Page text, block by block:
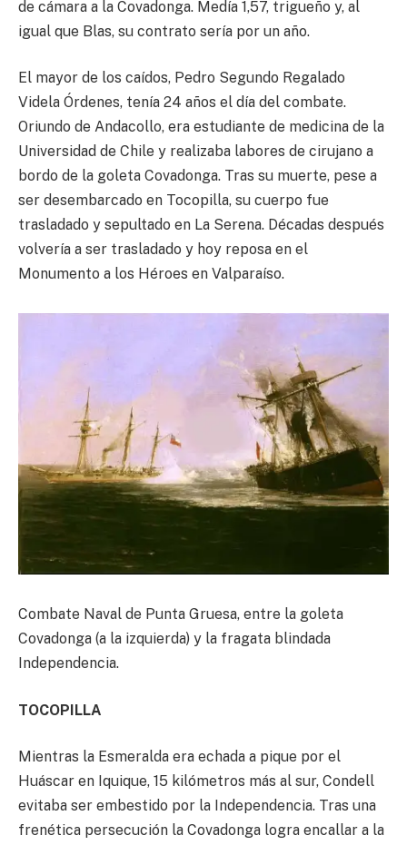
de cámara a la Covadonga. Medía 1,57, trigueño y, al
igual que Blas, su contrato sería por un año.
El mayor de los caídos, Pedro Segundo Regalado
Videla Órdenes, tenía 24 años el día del combate.
Oriundo de Andacollo, era estudiante de medicina de la
Universidad de Chile y realizaba labores de cirujano a
bordo de la goleta Covadonga. Tras su muerte, pese a
ser desembarcado en Tocopilla, su cuerpo fue
trasladado y sepultado en La Serena. Décadas después
volvería a ser trasladado y hoy reposa en el
Monumento a los Héroes en Valparaíso.
Combate Naval de Punta Gruesa, entre la goleta
Covadonga (a la izquierda) y la fragata blindada
Independencia.
TOCOPILLA
Mientras la Esmeralda era echada a pique por el
Huáscar en Iquique, 15 kilómetros más al sur, Condell
evitaba ser embestido por la Independencia. Tras una
frenética persecución la Covadonga logra encallar a la